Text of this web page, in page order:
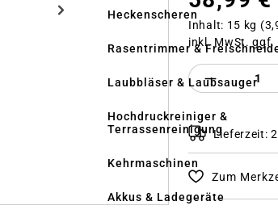
Heckenscheren
Rasentrimmer &
Laubbläser & Laubsauger
Hochdruckreiniger &
Terrassenreinigung
Kehrmaschinen
Akkus & Ladegeräte
Inhalt: 15 kg
inkl. MwSt.
Produkt
Lieferzeit: 2
Zum